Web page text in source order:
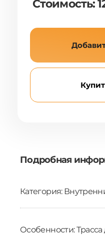
Стоимость:
Подробная
Категория:
Особенности: